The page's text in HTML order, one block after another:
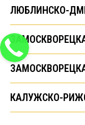
ЛЮБЛИНСКО-
КАЛУЖСКО-